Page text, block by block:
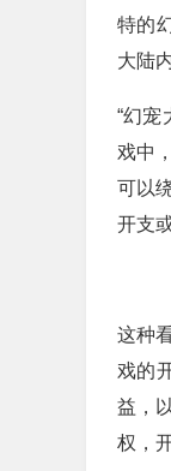
特的
大陆
“幻宠
戏中
可以
开支
这种
戏的
益，
权，